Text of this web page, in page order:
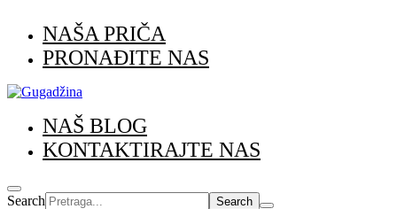
NAŠA PRIČA
PRONAĐITE NAS
NAŠ BLOG
KONTAKTIRAJTE NAS
Search